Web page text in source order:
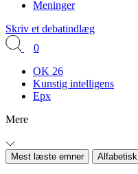
Meninger
Skriv et debatindlæg
0
OK 26
Kunstig intelligens
Epx
Mere
Mest læste emner Alfabetisk